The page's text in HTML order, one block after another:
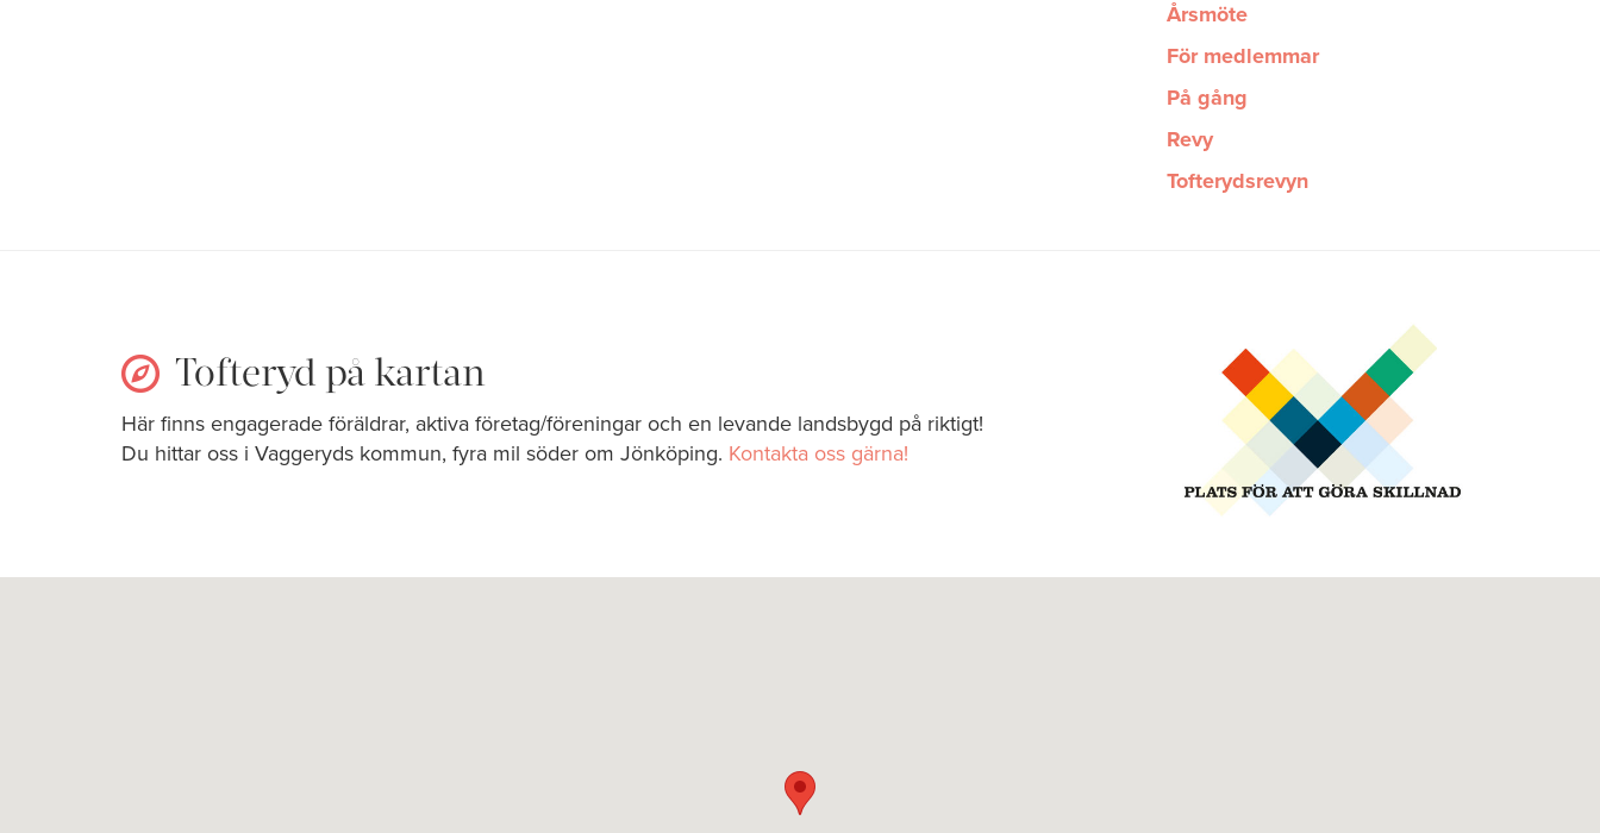
Årsmöte
För medlemmar
På gång
Revy
Tofterydsrevyn
Tofteryd på kartan
Här finns engagerade föräldrar, aktiva företag/föreningar och en levande landsbygd på riktigt!
Du hittar oss i Vaggeryds kommun, fyra mil söder om Jönköping. Kontakta oss gärna!